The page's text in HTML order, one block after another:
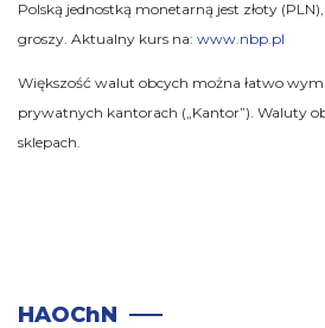
Polską jednostką monetarną jest złoty
groszy. Aktualny kurs na: www.nbp.pl
Większość walut obcych można łatwo
prywatnych kantorach („Kantor”). Waluty
sklepach.
HAOChN